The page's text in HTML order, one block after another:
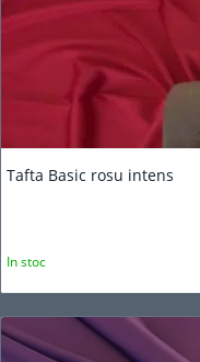
Tafta Basic rosu intens
In stoc